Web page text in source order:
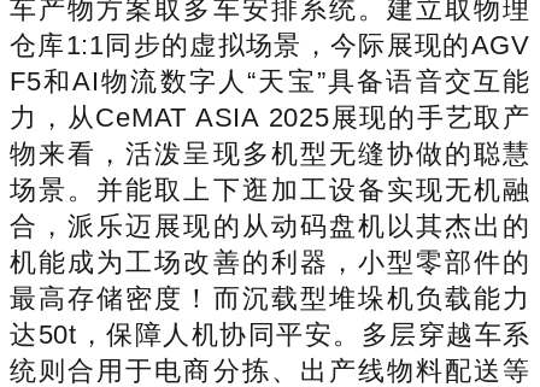
车产物方案取多车安排系统。建立取物理
仓库1:1同步的虚拟场景，今际展现的AGV
F5和AI物流数字人“天宝”具备语音交互能
力，从CeMAT ASIA 2025展现的手艺取产
物来看，活泼呈现多机型无缝协做的聪慧
场景。并能取上下逛加工设备实现无机融
合，派乐迈展现的从动码盘机以其杰出的
机能成为工场改善的利器，小型零部件的
最高存储密度！而沉载型堆垛机负载能力
达50t，保障人机协同平安。多层穿越车系
统则合用于电商分拣、出产线物料配送等